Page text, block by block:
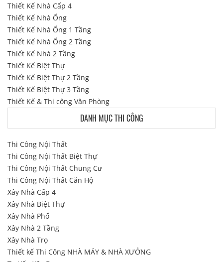
Thiết Kế Nhà Cấp 4
Thiết Kế Nhà Ống
Thiết Kế Nhà Ống 1 Tầng
Thiết Kế Nhà Ống 2 Tầng
Thiết Kế Nhà 2 Tầng
Thiết Kế Biệt Thự
Thiết Kế Biệt Thự 2 Tầng
Thiết Kế Biệt Thự 3 Tầng
Thiết Kế & Thi công Văn Phòng
DANH MỤC THI CÔNG
Thi Công Nội Thất
Thi Công Nội Thất Biệt Thự
Thi Công Nội Thất Chung Cư
Thi Công Nội Thất Căn Hộ
Xây Nhà Cấp 4
Xây Nhà Biệt Thự
Xây Nhà Phố
Xây Nhà 2 Tầng
Xây Nhà Trọ
Thiết kế Thi Công NHÀ MÁY & NHÀ XƯỞNG